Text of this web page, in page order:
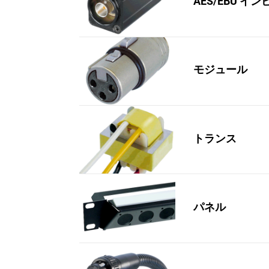
モジュール
トランス
パネル